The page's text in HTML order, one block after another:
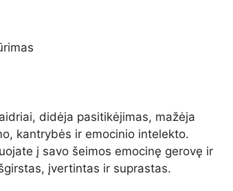
didėja pasitikėjimas, mažėja
kantrybės ir emocinio intelekto.
į savo šeimos emocinę gerovę ir
įvertintas ir suprastas.